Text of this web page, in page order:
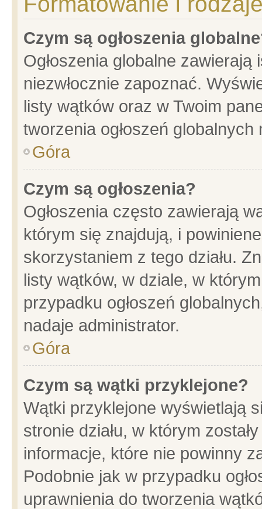
Czym są ogłoszenia
Ogłoszenia globalne
niezwłocznie zapoznać.
listy wątków oraz w Twoim
tworzenia ogłoszeń
Góra
Czym są ogłoszenia?
Ogłoszenia często zawierają
którym się znajdują, i
skorzystaniem z tego działu.
listy wątków, w dziale, w
przypadku ogłoszeń
nadaje administrator.
Góra
Czym są wątki przyklejone?
Wątki przyklejone wyświetlają
stronie działu, w którym
informacje, które nie powinny
Podobnie jak w przypadku
uprawnienia do tworzenia